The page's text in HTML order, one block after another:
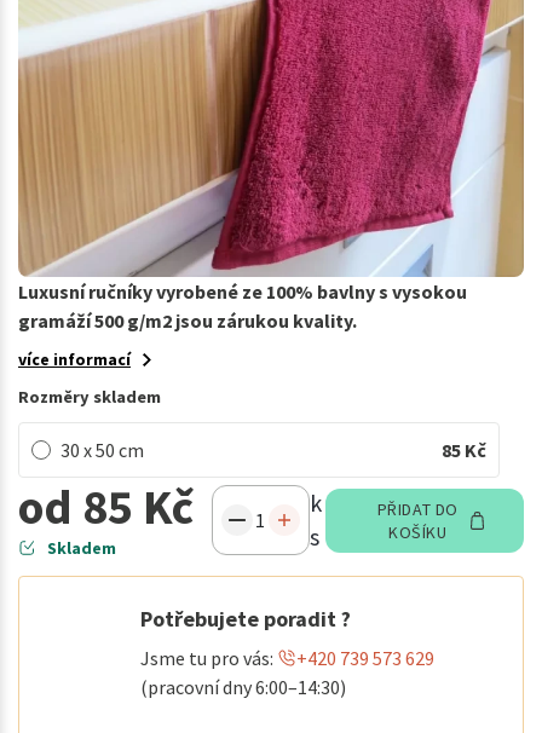
Luxusní ručníky vyrobené ze 100% bavlny s vysokou
gramáží 500 g/m2 jsou zárukou kvality.
více informací
Rozměry skladem
30 x 50 cm 85 Kč
od 85 Kč
Skladem
k
s
PŘIDAT DO
KOŠÍKU
Potřebujete poradit ?
Jsme tu pro vás:
+420 739 573 629
(pracovní dny 6:00–14:30)